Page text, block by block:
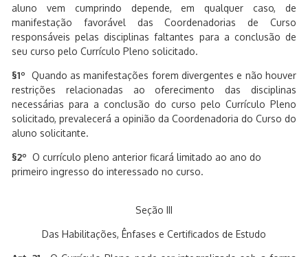
aluno vem cumprindo depende, em qualquer caso, de
manifestação favorável das Coordenadorias de Curso
responsáveis pelas disciplinas faltantes para a conclusão de
seu curso pelo Currículo Pleno solicitado.
§1º Quando as manifestações forem divergentes e não houver
restrições relacionadas ao oferecimento das disciplinas
necessárias para a conclusão do curso pelo Currículo Pleno
solicitado, prevalecerá a opinião da Coordenadoria do Curso do
aluno solicitante.
§2º O currículo pleno anterior ficará limitado ao ano do
primeiro ingresso do interessado no curso.
Seção III
Das Habilitações, Ênfases e Certificados de Estudo